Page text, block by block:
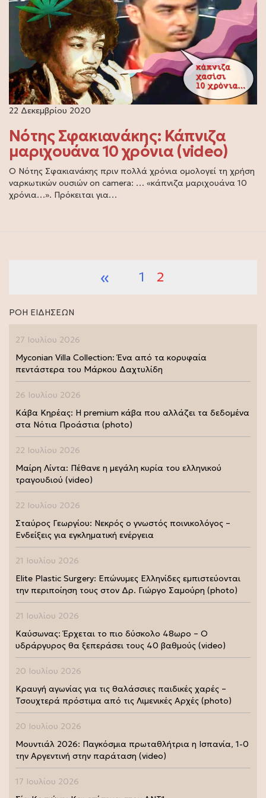
22 Δεκεμβρίου 2020
Νότης Σφακιανάκης: Κάπνιζα
μαριχουάνα 10 χρόνια (video)
Ο Νότης Σφακιανάκης πριν πολλά χρόνια ομολογεί τη χρήση
ναρκωτικών ουσιών on camera: … «κάπνιζα μαριχουάνα 10
χρόνια…». Πρόκειται για…
« 1 2
ΡΟΗ ΕΙΔΗΣΕΩΝ
27 Ιουλίου 2026
Myconian Villa Collection: Ένα από τα κορυφαία
πεντάστερα του Μάρκου Δαχτυλίδη
26 Ιουλίου 2026
Κάβα Κηρέας: Η premium κάβα που αλλάζει τα δεδομένα
στα Νότια Προάστια (photo)
22 Ιουλίου 2026
Μαίρη Λίντα: Πέθανε η μεγάλη κυρία του ελληνικού
τραγουδιού (video)
22 Ιουλίου 2026
Σταύρος Γεωργίου: Νεκρός ο γνωστός ποινικολόγος –
Ενδείξεις για εγκληματική ενέργεια
21 Ιουλίου 2026
Elite Plastic Surgery: Επώνυμες Ελληνίδες εμπιστεύονται
την περιποίηση τους στον Δρ. Γιώργο Σαμούρη (photo)
21 Ιουλίου 2026
Καύσωνας: Έρχεται το πιο δύσκολο 48ωρο – Ο
υδράργυρος θα ξεπεράσει τους 40 βαθμούς (video)
20 Ιουλίου 2026
Κραυγή αγωνίας για τις θαλάσσιες παιδικές χαρές –
Τσουχτερά πρόστιμα από τις Λιμενικές Αρχές (photo)
20 Ιουλίου 2026
Μουντιάλ 2026: Παγκόσμια πρωταθλήτρια η Ισπανία, 1-0
την Αργεντινή στην παράταση (video)
17 Ιουλίου 2026